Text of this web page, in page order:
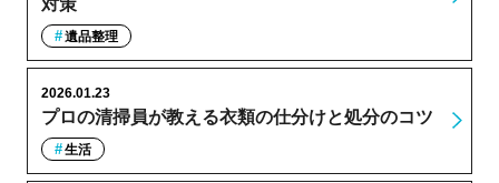
遺品整理
プロの清掃員が教える衣類の仕分けと処分のコツ
2026.01.23
生活